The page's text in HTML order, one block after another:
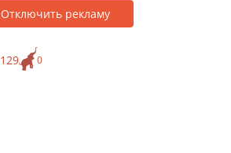
Отключить рекламу
0
129